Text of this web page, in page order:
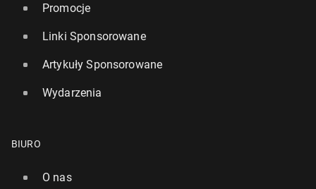
Promocje
Linki Sponsorowane
Artykuły Sponsorowane
Wydarzenia
BIURO
O nas